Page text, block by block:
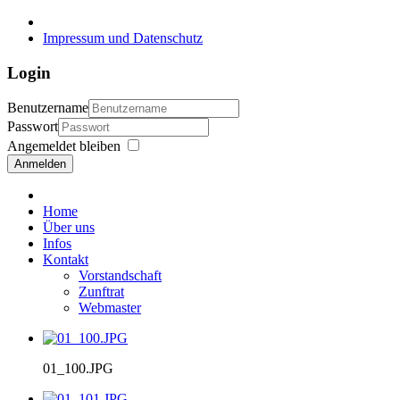
Impressum und Datenschutz
Login
Benutzername
Passwort
Angemeldet bleiben
Anmelden
Home
Über uns
Infos
Kontakt
Vorstandschaft
Zunftrat
Webmaster
01_100.JPG